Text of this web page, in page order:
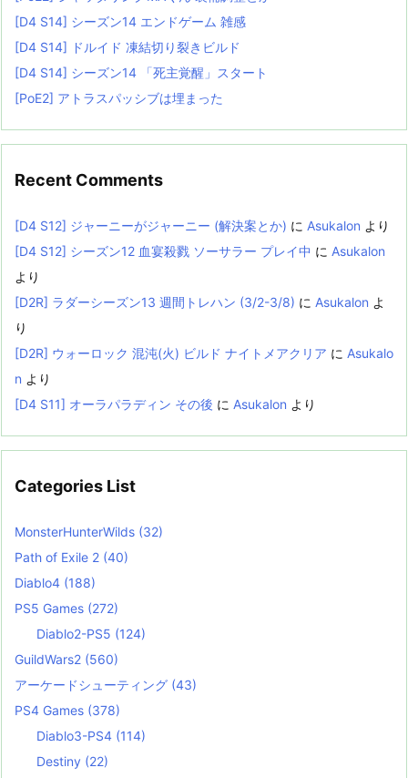
[D4 S14] シーズン14 エンドゲーム 雑感
[D4 S14] ドルイド 凍結切り裂きビルド
[D4 S14] シーズン14 「死主覚醒」スタート
[PoE2] アトラスパッシブは埋まった
Recent Comments
[D4 S12] ジャーニーがジャーニー (解決案とか) に Asukalon より
[D4 S12] シーズン12 血宴殺戮 ソーサラー プレイ中 に Asukalon
より
[D2R] ラダーシーズン13 週間トレハン (3/2-3/8) に Asukalon よ
り
[D2R] ウォーロック 混沌(火) ビルド ナイトメアクリア に Asukalo
n より
[D4 S11] オーラパラディン その後 に Asukalon より
Categories List
MonsterHunterWilds (32)
Path of Exile 2 (40)
Diablo4 (188)
PS5 Games (272)
Diablo2-PS5 (124)
GuildWars2 (560)
アーケードシューティング (43)
PS4 Games (378)
Diablo3-PS4 (114)
Destiny (22)